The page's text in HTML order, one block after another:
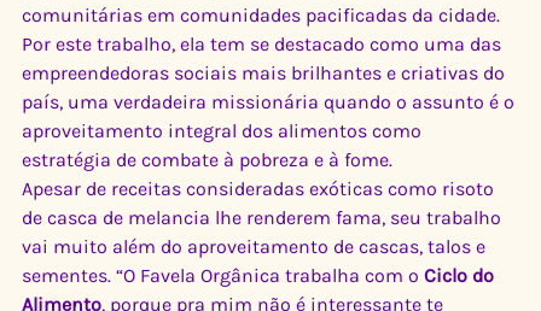
comunitárias em comunidades pacificadas da cidade.
Por este trabalho, ela tem se destacado como uma das
empreendedoras sociais mais brilhantes e criativas do
país, uma verdadeira missionária quando o assunto é o
aproveitamento integral dos alimentos como
estratégia de combate à pobreza e à fome.
Apesar de receitas consideradas exóticas como risoto
de casca de melancia lhe renderem fama, seu trabalho
vai muito além do aproveitamento de cascas, talos e
sementes. “O Favela Orgânica trabalha com o Ciclo do
Alimento, porque pra mim não é interessante te